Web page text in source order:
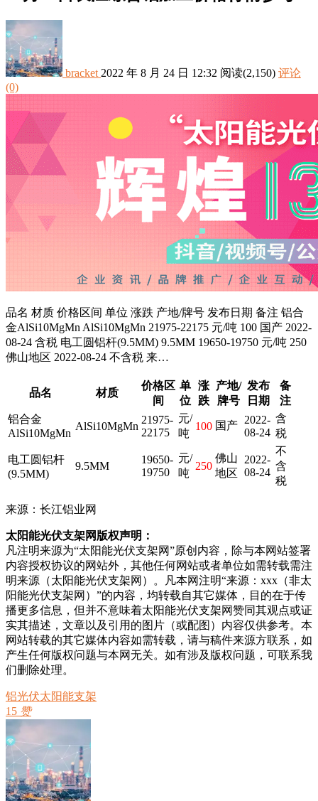
bracket 2022 年 8 月 24 日 12:32 阅读(2,150) 评论
(0)
品名 材质 价格区间 单位 涨跌 产地/牌号 发布日期 备注 铝合
金AlSi10MgMn AlSi10MgMn 21975-22175 元/吨 100 国产 2022-
08-24 含税 电工圆铝杆(9.5MM) 9.5MM 19650-19750 元/吨 250
佛山地区 2022-08-24 不含税 来…
品名 材质
价格区
间
单
位
涨
跌
产地/
牌号
发布
日期
备
注
铝合金
AlSi10MgMn
AlSi10MgMn
21975-
22175
元/
吨
100 国产 2022-
08-24
含
税
电工圆铝杆
(9.5MM)
9.5MM
19650-
19750
元/
吨
250
佛山
地区
2022-
08-24
不
含
税
来源：长江铝业网
太阳能光伏支架网版权声明：
凡注明来源为“太阳能光伏支架网”原创内容，除与本网站签署
内容授权协议的网站外，其他任何网站或者单位如需转载需注
明来源（太阳能光伏支架网）。凡本网注明“来源：xxx（非太
阳能光伏支架网）”的内容，均转载自其它媒体，目的在于传
播更多信息，但并不意味着太阳能光伏支架网赞同其观点或证
实其描述，文章以及引用的图片（或配图）内容仅供参考。本
网站转载的其它媒体内容如需转载，请与稿件来源方联系，如
产生任何版权问题与本网无关。如有涉及版权问题，可联系我
们删除处理。
铝光伏太阳能支架
15 赞